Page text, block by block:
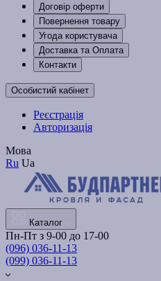
Договір оферти
Повернення товару
Угода користувача
Доставка та Оплата
Контакти
Особистий кабінет
Реєстрація
Авторизація
Мова
Ru Ua
Каталог
Пн-Пт з 9-00 до 17-00
(096) 036-11-13
(099) 036-11-13